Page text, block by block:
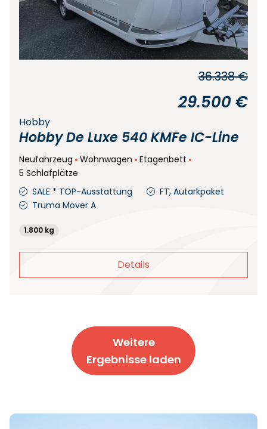
Hobby
Hobby De Luxe 540 KMFe IC-Line
Neufahrzeug Wohnwagen
Etagenbett
5 Schlafplätze
29.500 €
36.338 €
SALE * TOP-Ausstattung
FT, Autarkpaket
Truma Mover A
1.800 kg
Details
Weitere
Ergebnisse laden